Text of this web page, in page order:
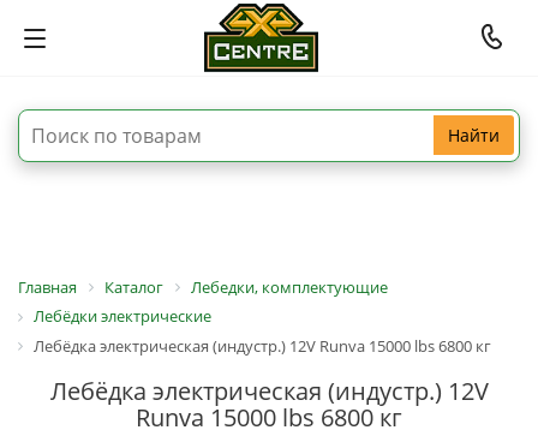
Найти
Главная Каталог
Лебедки, комплектующие
Лебёдки электрические
Лебёдка электрическая (индустр.) 12V Runva 15000 lbs 6800 кг
Лебёдка электрическая (индустр.) 12V
Runva 15000 lbs 6800 кг